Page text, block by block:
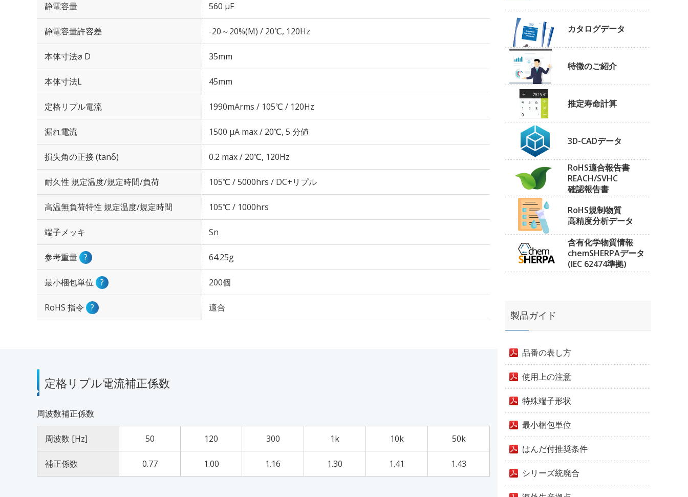
静電容量 560 µF
静電容量許容差 -20～20%(M) / 20℃, 120Hz
本体寸法⌀ D 35mm
本体寸法L 45mm
定格リプル電流 1990mArms / 105℃ / 120Hz
漏れ電流 1500 μA max / 20℃, 5 分値
損失角の正接 (tanδ) 0.2 max / 20℃, 120Hz
耐久性 規定温度/規定時間/負荷 105℃ / 5000hrs / DC+リプル
高温無負荷特性 規定温度/規定時間 105℃ / 1000hrs
端子メッキ Sn
参考重量 ? 64.25g
最小梱包単位 ? 200個
RoHS 指令 ? 適合
定格リプル電流補正係数
周波数補正係数
周波数 [Hz] 50 120 300 1k 10k 50k
補正係数 0.77 1.00 1.16 1.30 1.41 1.43
カタログデータ
特徴のご紹介
推定寿命計算
3D-CADデータ
RoHS適合報告書
REACH/SVHC
確認報告書
RoHS規制物質
高精度分析データ
含有化学物質情報
chemSHERPAデータ
(IEC 62474準拠)
製品ガイド
品番の表し方
使用上の注意
特殊端子形状
最小梱包単位
はんだ付推奨条件
シリーズ統廃合